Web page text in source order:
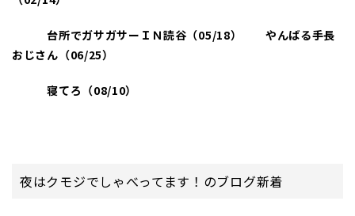
台所でガサガサーＩＮ読谷（05/18） やんばる手長
おじさん（06/25）
寝てろ（08/10）
夜はクモジでしゃべってます！のブログ新着